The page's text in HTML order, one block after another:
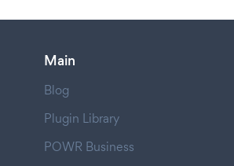
Main
Blog
Plugin Library
POWR Business